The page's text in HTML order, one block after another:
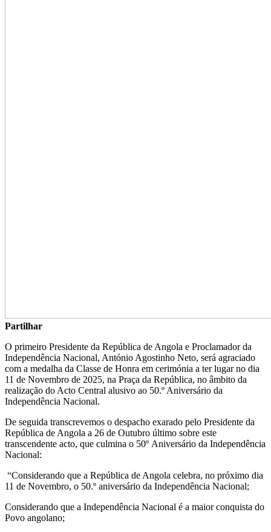
Partilhar
O primeiro Presidente da República de Angola e Proclamador da
Independência Nacional, António Agostinho Neto, será agraciado
com a medalha da Classe de Honra em cerimónia a ter lugar no dia
11 de Novembro de 2025, na Praça da República, no âmbito da
realização do Acto Central alusivo ao 50.º Aniversário da
Independência Nacional.
De seguida transcrevemos o despacho exarado pelo Presidente da
República de Angola a 26 de Outubro último sobre este
transcendente acto, que culmina o 50º Aniversário da Independência
Nacional:
“Considerando que a República de Angola celebra, no próximo dia
11 de Novembro, o 50.º aniversário da Independência Nacional;
Considerando que a Independência Nacional é a maior conquista do
Povo angolano;